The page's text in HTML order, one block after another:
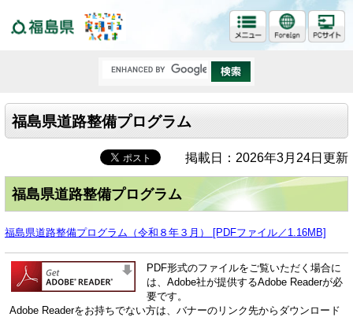
福島県道路整備プログラム
掲載日：2026年3月24日更新
福島県道路整備プログラム
福島県道路整備プログラム（令和８年３月） [PDFファイル／1.16MB]
PDF形式のファイルをご覧いただく場合に
は、Adobe社が提供するAdobe Readerが必
要です。
Adobe Readerをお持ちでない方は、バナーのリンク先からダウンロード